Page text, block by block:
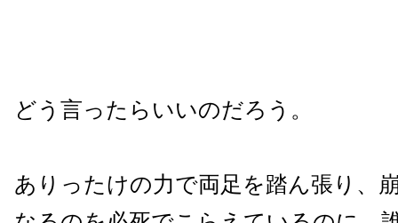
どう言ったらいいのだろう。
ありったけの力で両足を踏ん張り、